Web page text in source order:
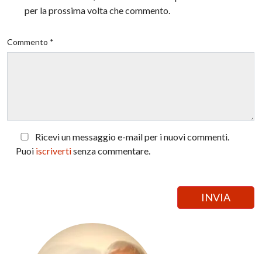
per la prossima volta che commento.
Commento *
Ricevi un messaggio e-mail per i nuovi commenti.
Puoi iscrivertisenza commentare.